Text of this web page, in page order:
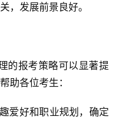
，发展前景良好。
助各位考生：
爱好和职业规划，确定